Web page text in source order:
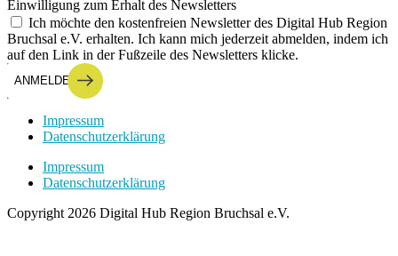
Einwilligung zum Erhalt des Newsletters
Ich möchte den kostenfreien Newsletter des Digital Hub Region
Bruchsal e.V. erhalten. Ich kann mich jederzeit abmelden, indem ich
auf den Link in der Fußzeile des Newsletters klicke.
ANMELDEN
Impressum
Datenschutzerklärung
Impressum
Datenschutzerklärung
Copyright 2026 Digital Hub Region Bruchsal e.V.